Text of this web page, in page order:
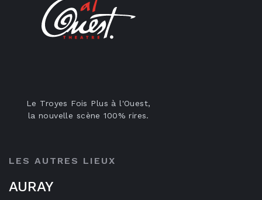
Le Troyes Fois Plus à l'Ouest,
la nouvelle scène 100% rires.
LES AUTRES LIEUX
AURAY